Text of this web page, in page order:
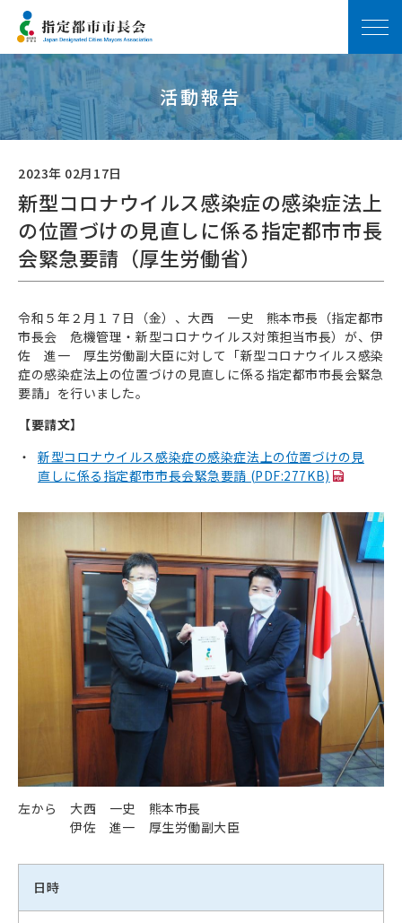
活動報告
2023年 02月17日
新型コロナウイルス感染症の感染症法上
の位置づけの見直しに係る指定都市市長
会緊急要請（厚生労働省）
令和５年２月１７日（金）、大西 一史 熊本市長（指定都市
市長会 危機管理・新型コロナウイルス対策担当市長）が、伊
佐 進一 厚生労働副大臣に対して「新型コロナウイルス感染
症の感染症法上の位置づけの見直しに係る指定都市市長会緊急
要請」を行いました。
【要請文】
新型コロナウイルス感染症の感染症法上の位置づけの見
直しに係る指定都市市長会緊急要請 (PDF:277KB)
左から 大西 一史 熊本市長
伊佐 進一 厚生労働副大臣
日時